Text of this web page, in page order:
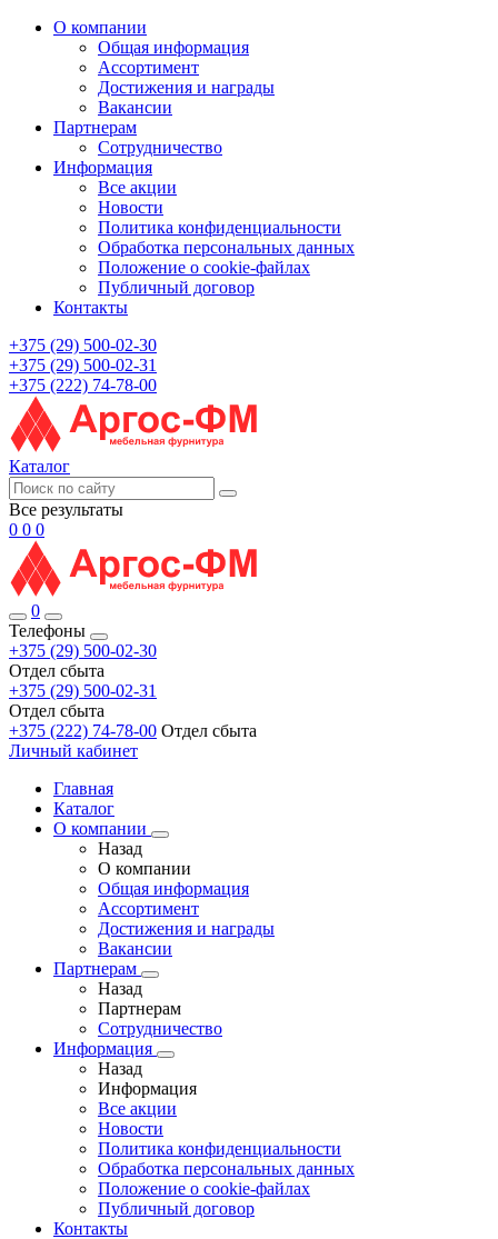
О компании
Общая информация
Ассортимент
Достижения и награды
Вакансии
Партнерам
Сотрудничество
Информация
Все акции
Новости
Политика конфиденциальности
Обработка персональных данных
Положение о cookie-файлах
Публичный договор
Контакты
+375 (29) 500-02-30
+375 (29) 500-02-31
+375 (222) 74-78-00
Каталог
Все результаты
0 0 0
0
Телефоны
+375 (29) 500-02-30
Отдел сбыта
+375 (29) 500-02-31
Отдел сбыта
+375 (222) 74-78-00 Отдел сбыта
Личный кабинет
Главная
Каталог
О компании
Назад
О компании
Общая информация
Ассортимент
Достижения и награды
Вакансии
Партнерам
Назад
Партнерам
Сотрудничество
Информация
Назад
Информация
Все акции
Новости
Политика конфиденциальности
Обработка персональных данных
Положение о cookie-файлах
Публичный договор
Контакты